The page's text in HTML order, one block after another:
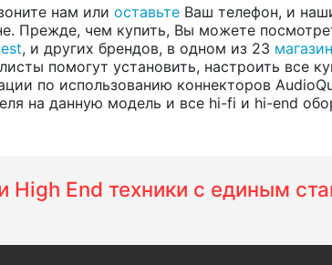
нам или оставьте Ваш телефон, и
Прежде, чем купить, Вы можете
, и других брендов, в одном из 23
помогут установить, настроить все
по использованию коннекторов
на данную модель и все hi-fi и hi-end
High End техники с единым